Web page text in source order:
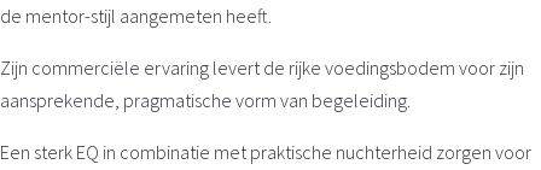
de mentor-stijl aangemeten heeft.
Zijn commerciële ervaring levert de rijke voedingsbodem voor zijn
aansprekende, pragmatische vorm van begeleiding.
Een sterk EQ in combinatie met praktische nuchterheid zorgen voor